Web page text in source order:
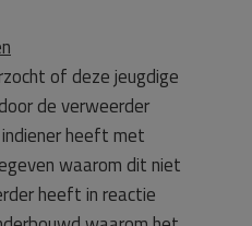
of deze jeugdige
de verweerder
heeft met
waarom dit niet
heeft in reactie